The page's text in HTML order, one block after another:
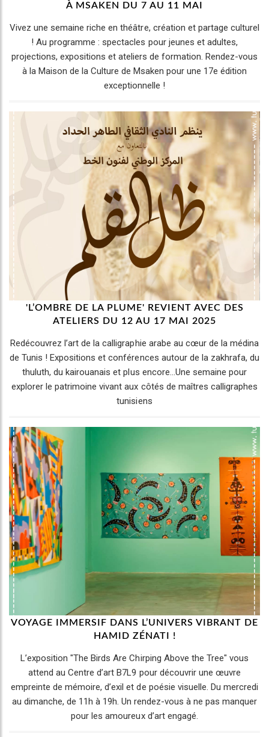
À MSAKEN DU 7 AU 11 MAI
Vivez une semaine riche en théâtre, création et partage culturel
! Au programme : spectacles pour jeunes et adultes,
projections, expositions et ateliers de formation. Rendez-vous
à la Maison de la Culture de Msaken pour une 17e édition
exceptionnelle !
'L’OMBRE DE LA PLUME' REVIENT AVEC DES
ATELIERS DU 12 AU 17 MAI 2025
Redécouvrez l’art de la calligraphie arabe au cœur de la médina
de Tunis ! Expositions et conférences autour de la zakhrafa, du
thuluth, du kairouanais et plus encore…Une semaine pour
explorer le patrimoine vivant aux côtés de maîtres calligraphes
tunisiens
VOYAGE IMMERSIF DANS L’UNIVERS VIBRANT DE
HAMID ZÉNATI !
L’exposition "The Birds Are Chirping Above the Tree" vous
attend au Centre d’art B7L9 pour découvrir une œuvre
empreinte de mémoire, d’exil et de poésie visuelle. Du mercredi
au dimanche, de 11h à 19h. Un rendez-vous à ne pas manquer
pour les amoureux d’art engagé.